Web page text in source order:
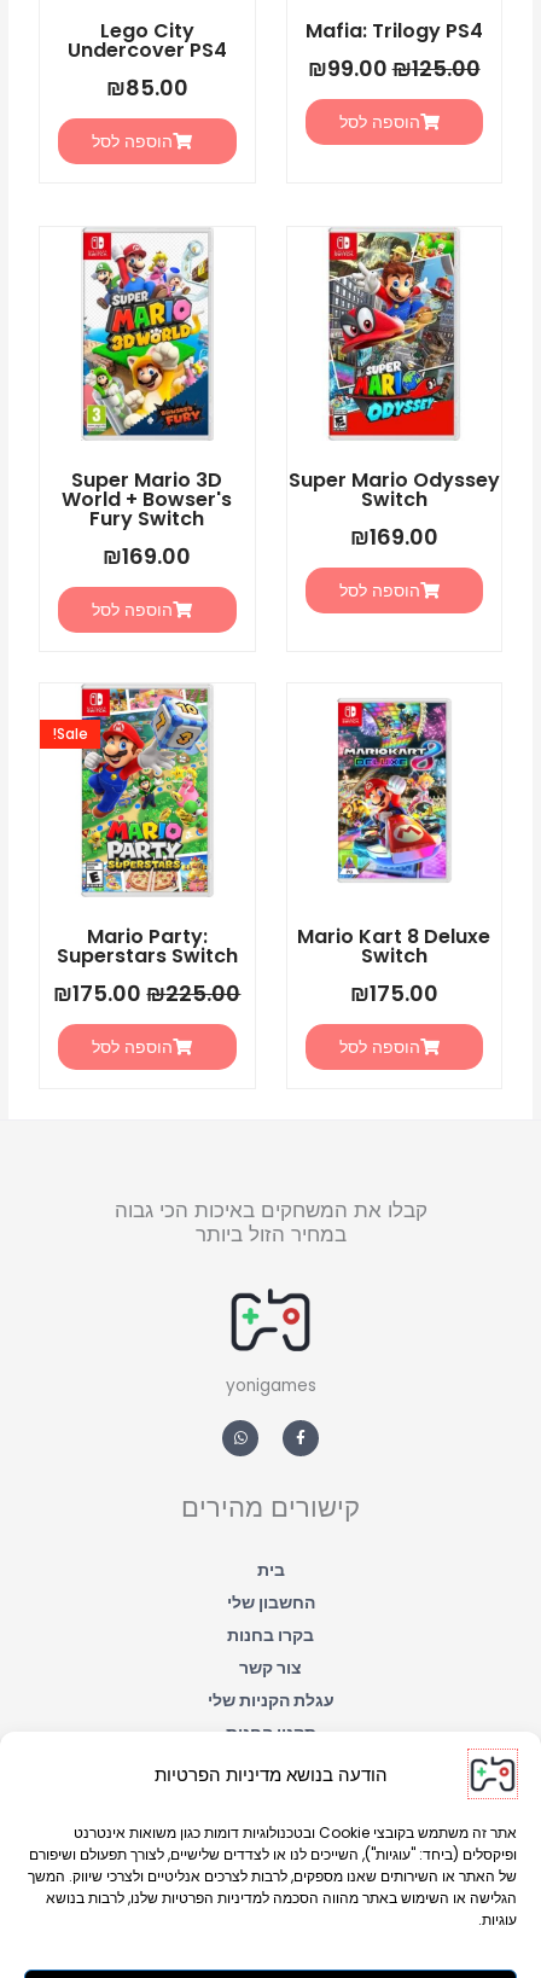
הודעה בנושא מדיניות הפרטיות
אתר זה משתמש בקובצי Cookie ובטכנולוגיות דומות כגון משואות אינטרנט
ופיקסלים (ביחד: "עוגיות"), השייכים לנו או לצדדים שלישיים, לצורך תפעולם ושיפורם
של האתר או השירותים שאנו מספקים, לרבות לצרכים אנליטיים ולצרכי שיווק. המשך
הגלישה או השימוש באתר מהווה הסכמה למדיניות הפרטיות שלנו, לרבות בנושא
עוגיות.
Mafia: Trilogy PS4
₪125.00
₪99.00
הוספה לסל
Lego City
Undercover PS4
₪85.00
הוספה לסל
Super Mario Odyssey
Switch
₪169.00
הוספה לסל
Super Mario 3D
World + Bowser's
Fury Switch
₪169.00
הוספה לסל
Mario Kart 8 Deluxe
Switch
₪175.00
הוספה לסל
Mario Party:
Superstars Switch
Sale!
₪225.00
המחיר
המקורי
היה:
₪225.00.
₪175.00
הוא:
הוספה לסל
קבלו את המשחקים באיכות הכי גבוה
במחיר הזול ביותר
yonigames
a
c
e
o
h
a
t
p
p
קישורים מהירים
בית
החשבון שלי
בקרו בחנות
צור קשר
עגלת הקניות שלי
תקנון החנות
הצהרת נגישות